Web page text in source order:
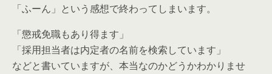
「ふーん」という感想で終わってしまいます。
「懲戒免職もあり得ます」
「採用担当者は内定者の名前を検索しています」
などと書いていますが、本当なのかどうかわかりませ